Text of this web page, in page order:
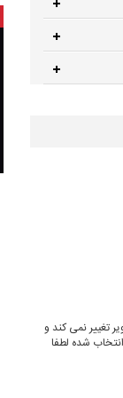
تغییر نمی کند و
شده لطفا